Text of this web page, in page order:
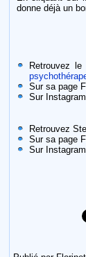
donne déjà un
Retrouvez
Sur sa page
Sur
Retrouvez
Sur sa page
Sur